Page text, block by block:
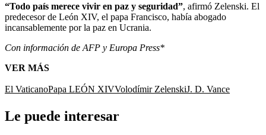
“Todo país merece vivir en paz y seguridad”, afirmó Zelenski. El
predecesor de León XIV, el papa Francisco, había abogado
incansablemente por la paz en Ucrania.
Con información de AFP y Europa Press*
VER MÁS
El VaticanoPapa LEÓN XIVVolodímir ZelenskiJ. D. Vance
Le puede interesar